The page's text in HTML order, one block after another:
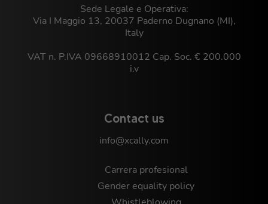
Sede Legale e Operativa:
Via I Maggio 13, 20037 Paderno Dugnano (MI),
Italy
VAT n. P.IVA 09668910012 Cap. Soc. € 200.000
i.v
Contact us
info@xcally.com
Carrera profesional
Gender equality policy